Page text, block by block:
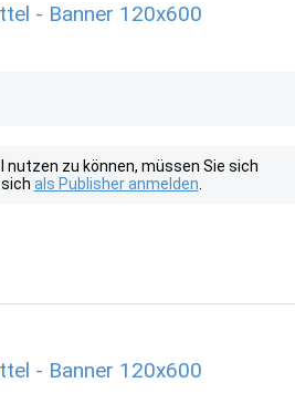
- Banner 120x600
nutzen zu können, müssen Sie sich
als Publisher anmelden
- Banner 120x600